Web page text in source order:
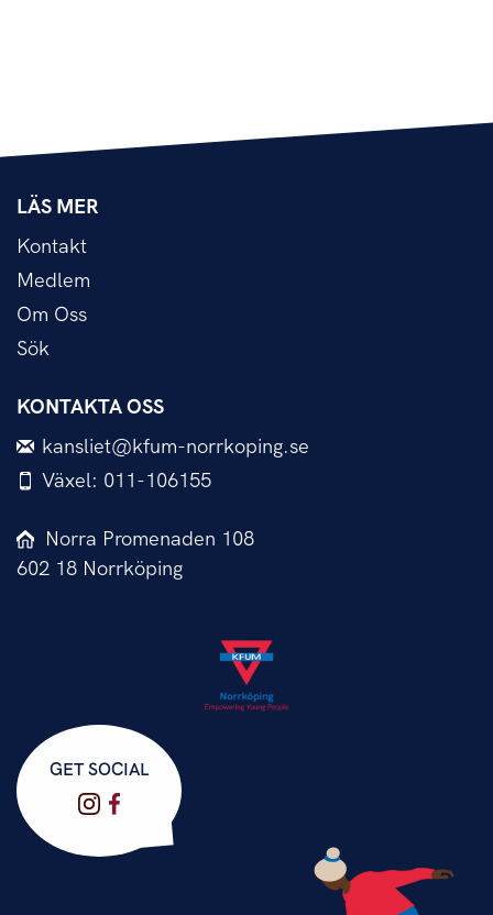
LÄS MER
Kontakt
Medlem
Om Oss
Sök
KONTAKTA OSS
kansliet@kfum-norrkoping.se
Växel: 011-106155
Norra Promenaden 108
602 18 Norrköping
GET SOCIAL